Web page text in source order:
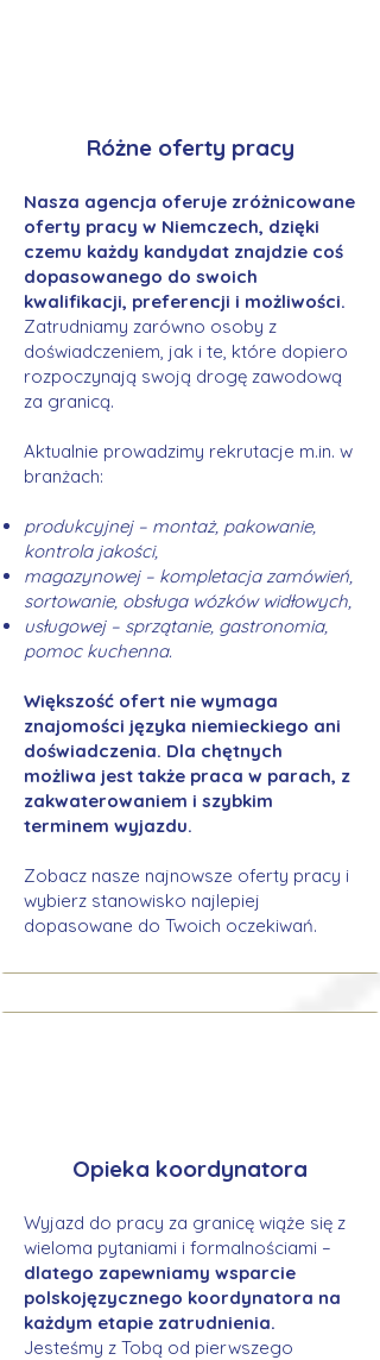
Różne oferty pracy
Nasza agencja oferuje zróżnicowane
oferty pracy w Niemczech, dzięki
czemu każdy kandydat znajdzie coś
dopasowanego do swoich
kwalifikacji, preferencji i możliwości.
Zatrudniamy zarówno osoby z
doświadczeniem, jak i te, które dopiero
rozpoczynają swoją drogę zawodową
za granicą.
Aktualnie prowadzimy rekrutacje m.in. w
branżach:
produkcyjnej – montaż, pakowanie,
kontrola jakości,
magazynowej – kompletacja zamówień,
sortowanie, obsługa wózków widłowych,
usługowej – sprzątanie, gastronomia,
pomoc kuchenna.
Większość ofert nie wymaga
znajomości języka niemieckiego ani
doświadczenia. Dla chętnych
możliwa jest także praca w parach, z
zakwaterowaniem i szybkim
terminem wyjazdu.
Zobacz nasze najnowsze oferty pracy i
wybierz stanowisko najlepiej
dopasowane do Twoich oczekiwań.
Opieka koordynatora
Wyjazd do pracy za granicę wiąże się z
wieloma pytaniami i formalnościami –
dlatego zapewniamy wsparcie
polskojęzycznego koordynatora na
każdym etapie zatrudnienia.
Jesteśmy z Tobą od pierwszego